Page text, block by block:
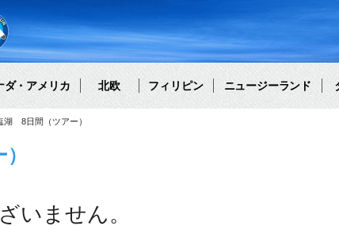
ダ・アメリカ 北欧 フィリピン ニュージーランド
湖 8日間（ツアー）
いません。